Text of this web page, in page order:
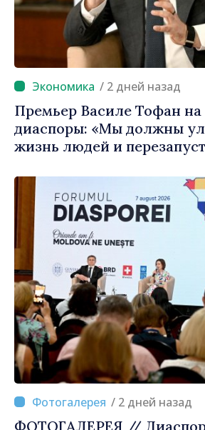
/ 2 дней назад
Премьер Василе Тофан
диаспоры: «Мы должны
жизнь людей и
/ 2 дней назад
ФОТОГАЛЕРЕЯ //